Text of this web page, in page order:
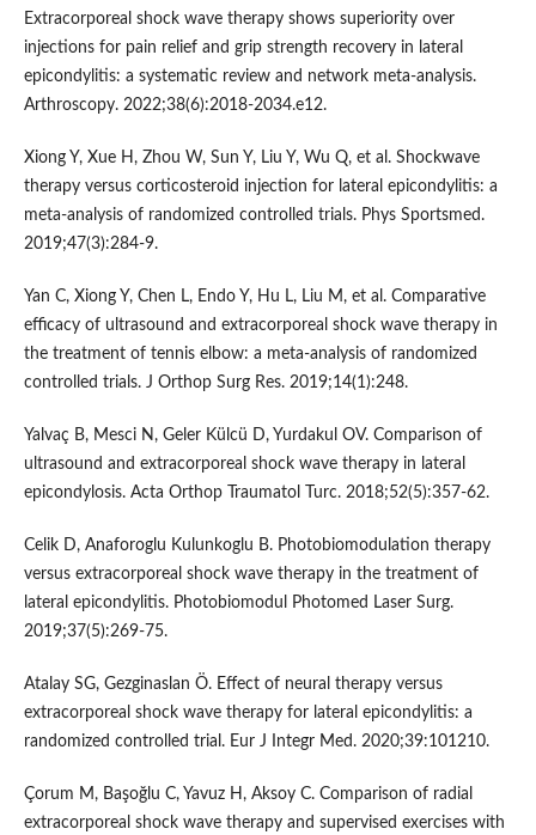
Extracorporeal shock wave therapy shows superiority over
injections for pain relief and grip strength recovery in lateral
epicondylitis: a systematic review and network meta-analysis.
Arthroscopy. 2022;38(6):2018-2034.e12.
Xiong Y, Xue H, Zhou W, Sun Y, Liu Y, Wu Q, et al. Shockwave
therapy versus corticosteroid injection for lateral epicondylitis: a
meta-analysis of randomized controlled trials. Phys Sportsmed.
2019;47(3):284-9.
Yan C, Xiong Y, Chen L, Endo Y, Hu L, Liu M, et al. Comparative
efficacy of ultrasound and extracorporeal shock wave therapy in
the treatment of tennis elbow: a meta-analysis of randomized
controlled trials. J Orthop Surg Res. 2019;14(1):248.
Yalvaç B, Mesci N, Geler Külcü D, Yurdakul OV. Comparison of
ultrasound and extracorporeal shock wave therapy in lateral
epicondylosis. Acta Orthop Traumatol Turc. 2018;52(5):357-62.
Celik D, Anaforoglu Kulunkoglu B. Photobiomodulation therapy
versus extracorporeal shock wave therapy in the treatment of
lateral epicondylitis. Photobiomodul Photomed Laser Surg.
2019;37(5):269-75.
Atalay SG, Gezginaslan Ö. Effect of neural therapy versus
extracorporeal shock wave therapy for lateral epicondylitis: a
randomized controlled trial. Eur J Integr Med. 2020;39:101210.
Çorum M, Başoğlu C, Yavuz H, Aksoy C. Comparison of radial
extracorporeal shock wave therapy and supervised exercises with